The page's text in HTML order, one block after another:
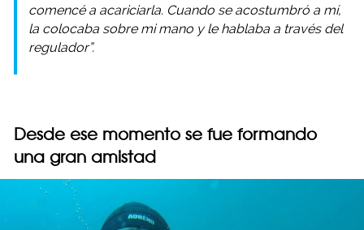
comencé a acariciarla. Cuando se acostumbró a mí,
la colocaba sobre mi mano y le hablaba a través del
regulador”.
Desde ese momento se fue formando
una gran amistad